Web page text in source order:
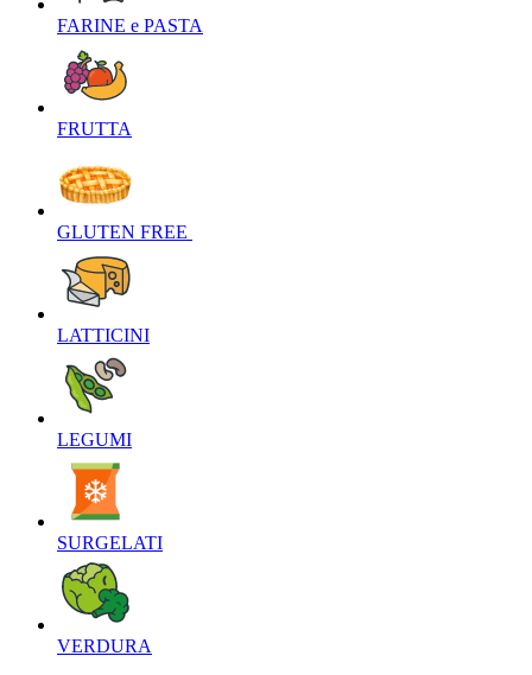
FARINE e PASTA‎
FRUTTA‎
GLUTEN FREE ‎
LATTICINI‎
LEGUMI‎
SURGELATI‎
VERDURA‎